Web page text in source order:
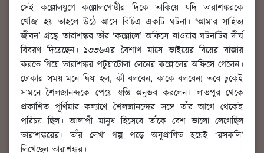
সেই কল্লোলযুগে কল্লোলগোষ্ঠীর দিকে তাকিয়ে যদি তারাশঙ্করকে
খোঁজা হয় তাহলে উঠে আসে বিচিত্র একটি ঘটনা। ‘আমার সাহিত্য
জীবন’ গ্রন্থে তারাশঙ্কর তাঁর ‘কল্লোলে’ অফিসে যাওয়ার ঘটনাটির দীর্ঘ
বিবরণ দিয়েছেন। ১৩৩৬এর বৈশাখ মাসে ভাইয়ের বিয়ের বাজার
করতে গিয়ে তারাশঙ্কর পটুয়াটোলা লেনের কল্লোলের অফিসে গেলেন।
ঢোকার সময় মনে দ্বিধা হল, কী বলবেন, কাকে বলবেন! তবে ঢুকেই
সামনে শৈলজানন্দকে পেয়ে স্বস্তি অনুভব করলেন। লাভপুর থেকে
প্রকাশিত পূর্ণিমার কল্যাণে শৈলজানন্দের সঙ্গে তাঁর আগে থেকেই
পরিচয় ছিল। আলাপী মানুষ হিসেবে তাঁকে বেশ ভালো লেগেছিল
তারাশঙ্করের। তাঁর লেখা গল্প পড়ে অনুপ্রাণিত হয়েই ‘রসকলি’
লিখেছেন তারাশঙ্কর।